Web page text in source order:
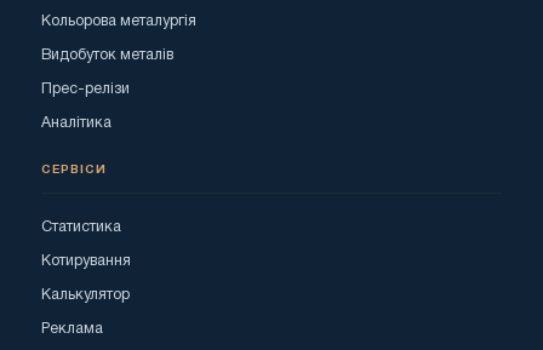
Кольорова металургія
Видобуток металів
Прес-релізи
Аналітика
СЕРВІСИ
Статистика
Котирування
Калькулятор
Реклама